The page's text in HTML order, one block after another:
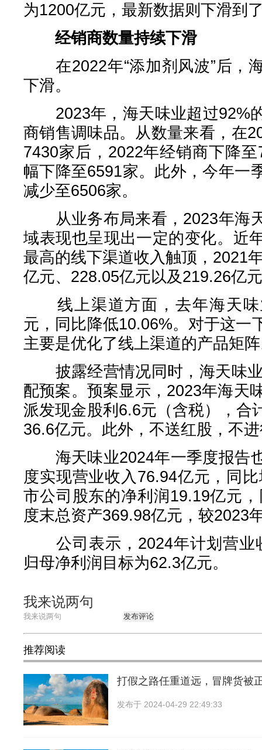
为1200亿元，最新数据则下滑到
经销商数量持续下滑
在2022年“添加剂风波”后，
下滑。
2023年，海天味业超过92%
商销售调味品。从数量来看，在
7430家后，2022年经销商下降
幅下降至6591家。此外，今年一
减少至6506家。
从业务布局来看，2023年海
域表现也呈现出一定的变化。近
最高的线下渠道收入触顶，2021
亿元、228.05亿元以及219.26亿
线上渠道方面，去年海天味
元，同比降低10.06%。对于这一
主要是优化了线上渠道的产品矩
披露经营情况同时，海天味业
配预案。预案显示，2023年海天
派发现金股利6.6元（含税），合
36.6亿元。此外，不送红股，不
海天味业2024年一季度报告
度实现营业收入76.94亿元，同
市公司股东的净利润19.19亿元
度末总资产369.98亿元，较2023
公司表示，2024年计划营业
归母净利润目标为62.3亿元。
我来说两句
发布评论
推荐阅读
打假之路任重道远，冒牌货被
发布于 2024-04-29 22:49:33